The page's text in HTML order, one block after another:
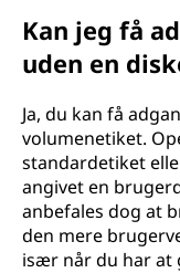
Kan jeg få
uden en
Ja, du kan få
volumenetiket.
standardetiket
angivet en
anbefales dog at
den mere
især når du har at